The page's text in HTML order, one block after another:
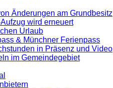
Änderungen am Grundbesitz
wird erneuert
Urlaub
& Münchner Ferienpass
in Präsenz und Video
im Gemeindegebiet